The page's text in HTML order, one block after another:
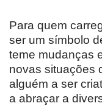
Para quem
ser um símbolo
teme mudanças
novas situações
alguém a ser
a abraçar a